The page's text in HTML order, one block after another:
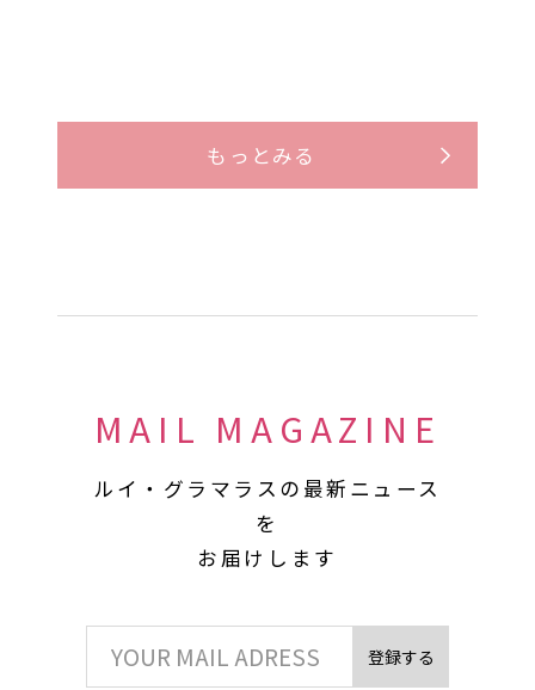
もっとみる
MAIL MAGAZINE
ルイ・グラマラスの最新ニュース
を
お届けします
登録する